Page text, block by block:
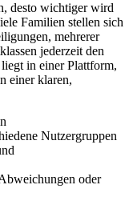
desto wichtiger wird
Familien stellen sich
mehrerer
jederzeit den
in einer Plattform,
einer klaren,
Nutzergruppen
oder